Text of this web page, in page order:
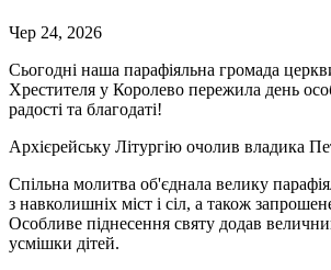
Чер 24, 2026
Сьогодні наша парафіяльна громада
Хрестителя у Королево пережила день
радості та благодаті!
Архієрейську Літургію очолив владика
Спільна молитва об'єднала велику
з навколишніх міст і сіл, а також
Особливе піднесення святу додав
усмішки дітей.